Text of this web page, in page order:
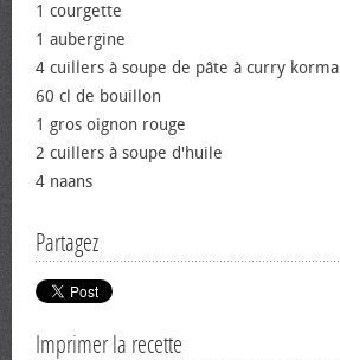
1 courgette
1 aubergine
4 cuillers à soupe de pâte à curry korma
60 cl de bouillon
1 gros oignon rouge
2 cuillers à soupe d'huile
4 naans
Partagez
Imprimer la recette